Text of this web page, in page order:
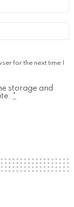
for the next time I
storage and
*